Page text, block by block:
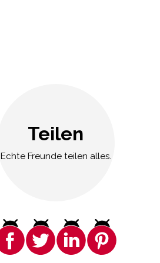
Teilen
Echte Freunde teilen alles.